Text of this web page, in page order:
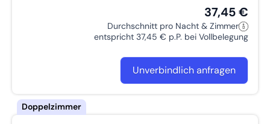
Ihnen fehlt etwas in unserer Unterkunft? Dann lassen Sie es
uns wissen und wir werden Ihre Wünsche bestmöglich Erfüllen.
37,45 €
Durchschnitt pro Nacht & Zimmer
entspricht 37,45 € p.P. bei Vollbelegung
Unverbindlich anfragen